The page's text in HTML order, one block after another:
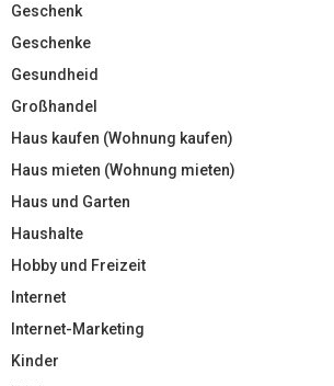
Geschenk
Geschenke
Gesundheid
Großhandel
Haus kaufen (Wohnung kaufen)
Haus mieten (Wohnung mieten)
Haus und Garten
Haushalte
Hobby und Freizeit
Internet
Internet-Marketing
Kinder